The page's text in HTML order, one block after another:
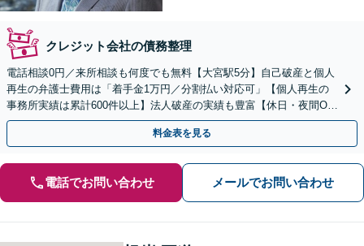
クレジット会社の債務整理
電話相談0円／来所相談も何度でも無料【大宮駅5分】自己破産と個人
再生の弁護士費用は「着手金1万円／分割払い対応可」【個人再生の
事務所実績は累計600件以上】法人破産の実績も豊富【休日・夜間O
K】オンライン相談もできます
料金表を見る
電話でお問い合わせ メールでお問い合わせ